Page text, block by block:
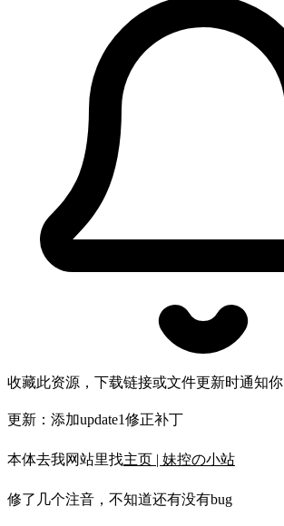
收藏此资源，下载链接或文件更新时通知你
更新：添加update1修正补丁
本体去我网站里找主页 | 妹控の小站
修了几个注音，不知道还有没有bug